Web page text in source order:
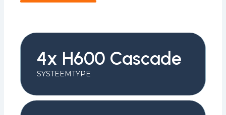
4x H600 Cascade
SYSTEEMTYPE